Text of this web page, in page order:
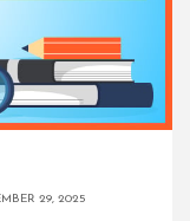
29, 2025